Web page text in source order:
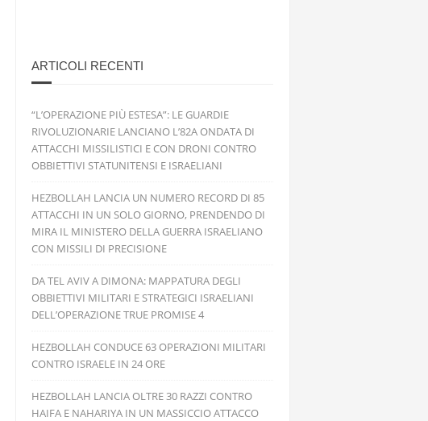
ARTICOLI RECENTI
“L’OPERAZIONE PIÙ ESTESA”: LE GUARDIE
RIVOLUZIONARIE LANCIANO L’82A ONDATA DI
ATTACCHI MISSILISTICI E CON DRONI CONTRO
OBBIETTIVI STATUNITENSI E ISRAELIANI
HEZBOLLAH LANCIA UN NUMERO RECORD DI 85
ATTACCHI IN UN SOLO GIORNO, PRENDENDO DI
MIRA IL MINISTERO DELLA GUERRA ISRAELIANO
CON MISSILI DI PRECISIONE
DA TEL AVIV A DIMONA: MAPPATURA DEGLI
OBBIETTIVI MILITARI E STRATEGICI ISRAELIANI
DELL’OPERAZIONE TRUE PROMISE 4
HEZBOLLAH CONDUCE 63 OPERAZIONI MILITARI
CONTRO ISRAELE IN 24 ORE
HEZBOLLAH LANCIA OLTRE 30 RAZZI CONTRO
HAIFA E NAHARIYA IN UN MASSICCIO ATTACCO